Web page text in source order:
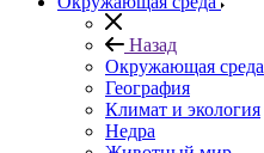
Назад
Окружающая среда
География
Климат и экология
Недра